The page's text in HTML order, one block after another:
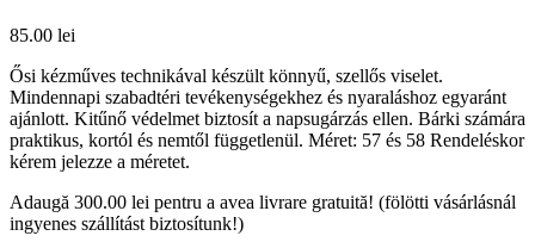
85.00 lei
Ősi kézműves technikával készült könnyű, szellős viselet.
Mindennapi szabadtéri tevékenységekhez és nyaraláshoz egyaránt
ajánlott. Kitűnő védelmet biztosít a napsugárzás ellen. Bárki számára
praktikus, kortól és nemtől függetlenül. Méret: 57 és 58 Rendeléskor
kérem jelezze a méretet.
Adaugă 300.00 lei pentru a avea livrare gratuită! (fölötti vásárlásnál
ingyenes szállítást biztosítunk!)